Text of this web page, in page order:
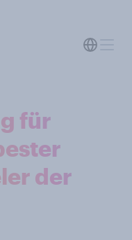
für
der